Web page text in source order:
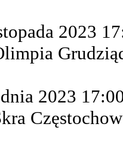
2023
2023